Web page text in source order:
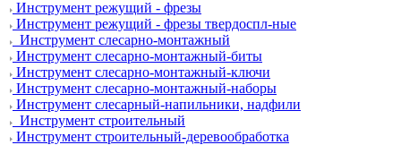
Инструмент режущий - фрезы
Инструмент режущий - фрезы твердоспл-ные
Инструмент слесарно-монтажный
Инструмент слесарно-монтажный-биты
Инструмент слесарно-монтажный-ключи
Инструмент слесарно-монтажный-наборы
Инструмент слесарный-напильники, надфили
Инструмент строительный
Инструмент строительный-деревообработка